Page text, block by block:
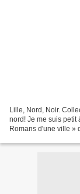
Lille, Nord, Noir.
nord! Je me suis petit
Romans d'une ville »